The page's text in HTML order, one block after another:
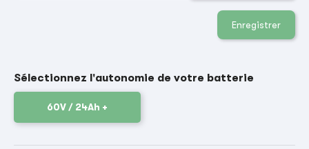
Enregistrer
Sélectionnez l'autonomie de votre batterie
60V / 24Ah +